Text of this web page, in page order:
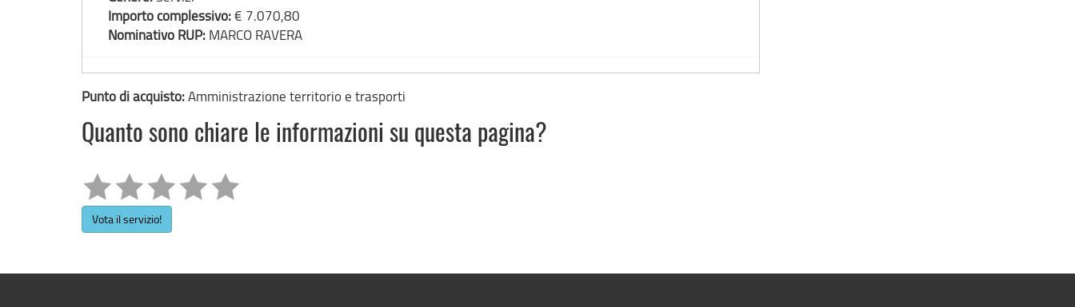
Importo complessivo:€ 7.070,80
Nominativo RUP: MARCO RAVERA
Punto di acquisto:Amministrazione territorio e trasporti
Quanto sono chiare le informazioni su questa pagina?
Vota il servizio!